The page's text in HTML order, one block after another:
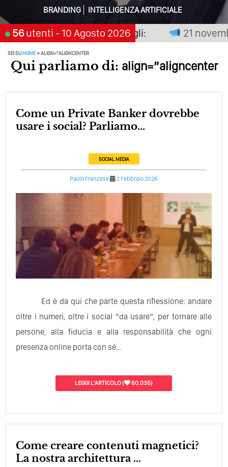
Perché Pubblicare Non Basta Più? Contenuti Di Valore O
Solo Rumore…
Perché Non Guadagni Sui Social Media? Probabilmente
Tutto Peggiorerà
Quali Sono Gli Errori Della Comunicazione Politica? Il
Come Promuoversi Nel Wedding? Il Mio Intervento Per
L’Accademia Del Wedding
BRANDING
INTELLIGENZA ARTIFICIALE
56utenti - 10 Agosto 2026
premia chi aspetta, scegli: 21 novembre
SEI SUHOME»ALIGN="ALIGNCENTER
Qui parliamo di: align=”aligncenter
Come un Private Banker dovrebbe
usare i social? Parliamo...
SOCIAL MEDIA
Paolo Franzese 2 Febbraio 2026
Ed è da qui che parte questa riflessione: andare
oltre i numeri, oltre i social “da usare”, per tornare alle
persone, alla fiducia e alla responsabilità che ogni
presenza online porta con sé…
LEGGI L'ARTICOLO( 60.035)
Come creare contenuti magnetici?
La nostra architettura ...